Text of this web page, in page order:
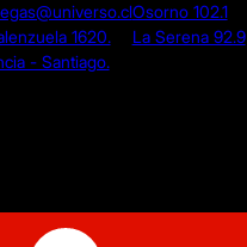
1620.
- Santiago.
Osorno 102.1
La Serena 92.9